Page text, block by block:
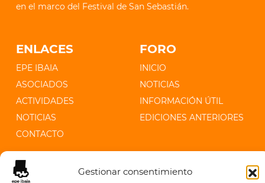
Gestionar consentimiento
en el marco del Festival de San Sebastián.
ENLACES
EPE IBAIA
ASOCIADOS
ACTIVIDADES
NOTICIAS
CONTACTO
FORO
INICIO
NOTICIAS
INFORMACIÓN ÚTIL
EDICIONES ANTERIORES
CONTACTO